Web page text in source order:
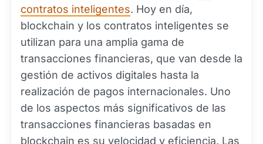
contratos inteligentes. Hoy en día,
blockchain y los contratos inteligentes se
utilizan para una amplia gama de
transacciones financieras, que van desde la
gestión de activos digitales hasta la
realización de pagos internacionales. Uno
de los aspectos más significativos de las
transacciones financieras basadas en
blockchain es su velocidad y eficiencia. Las